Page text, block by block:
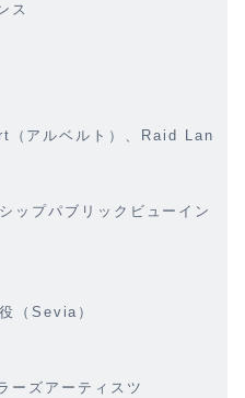
ス
アルベルト）、Raid Lan
ップパブリックビューイン
（Sevia）
ーズアーティスツ